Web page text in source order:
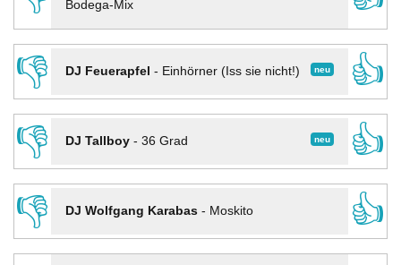
Bodega-Mix
👎
neu
DJ Feuerapfel - Einhörner (Iss sie nicht!)
👍
👎
neu
DJ Tallboy- 36 Grad
👍
👎
DJ Wolfgang Karabas- Moskito
👍